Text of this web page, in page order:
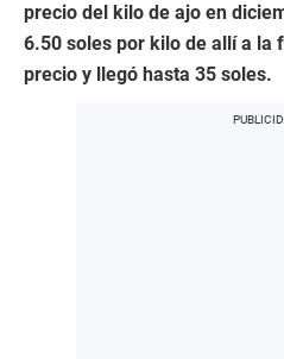
precio del kilo de ajo en
6.50 soles por kilo de allí a la
precio y llegó hasta 35 soles.